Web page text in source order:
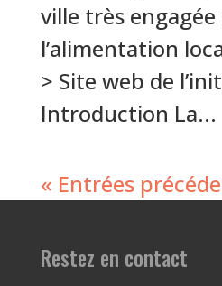
ville très engagée
l’alimentation
> Site web de
Introduction La...
« Entrées
Restez en contact